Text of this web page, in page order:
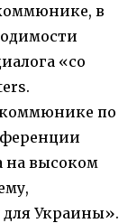
в
«со
коммюнике по
на высоком
Украины».